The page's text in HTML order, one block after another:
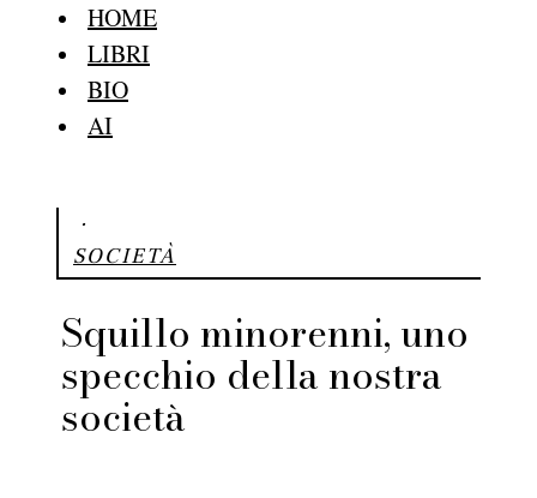
HOME
LIBRI
BIO
AI
·
SOCIETÀ
Squillo minorenni, uno
specchio della nostra
società